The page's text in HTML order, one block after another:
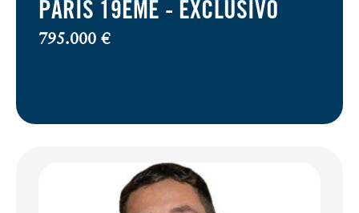
PARIS 19ÈME - EXCLUSIVO
795.000 €